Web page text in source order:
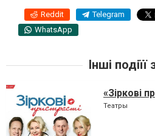
Reddit Telegram
WhatsApp
Інші подіїї
«Зіркові
Театры